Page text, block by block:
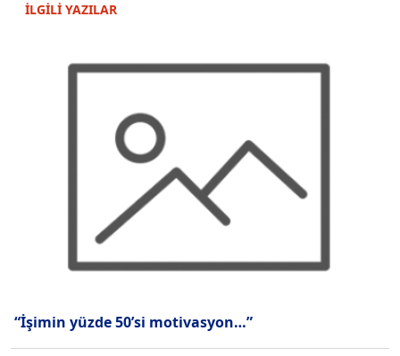
İLGİLİ YAZILAR
“İşimin yüzde 50’si motivasyon…”